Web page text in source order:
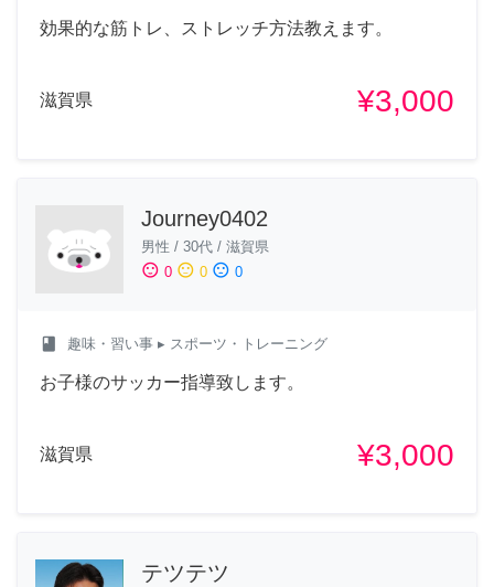
効果的な筋トレ、ストレッチ方法教えます。
滋賀県 ¥3,000
Journey0402
男性 / 30代 / 滋賀県
sentiment_satisfied 0 sentiment_neutral 0 sentiment_dissatisfied 0
class 趣味・習い事 ▸ スポーツ・トレーニング
お子様のサッカー指導致します。
滋賀県 ¥3,000
テツテツ